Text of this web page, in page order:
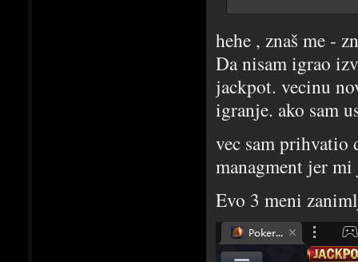
hehe , znaš me -
Da nisam igrao
jackpot. vecinu
igranje. ako sam
vec sam prihvatio
managment jer
Evo 3 meni